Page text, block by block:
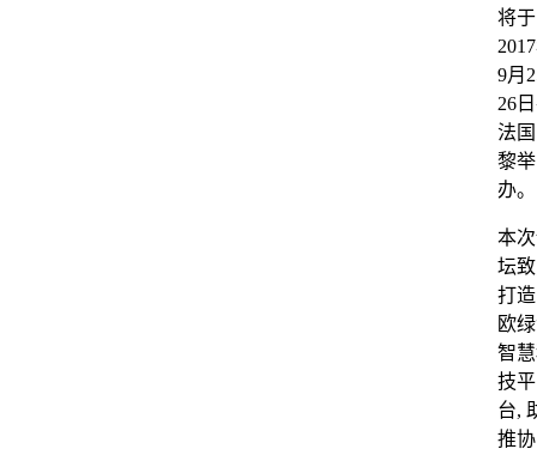
将于
9月
26
法
黎举
办。
本
坛
打
欧
智
技平
台,
推